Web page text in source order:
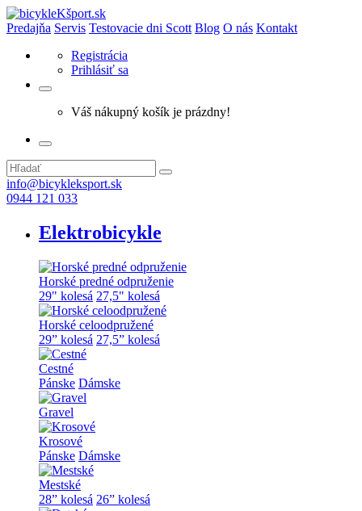
Predajňa Servis Testovacie dni Scott Blog O nás Kontakt
Registrácia
Prihlásiť sa
Váš nákupný košík je prázdny!
info@bicykleksport.sk
0944 121 033
Elektrobicykle
Horské predné odpruženie
29" kolesá 27,5" kolesá
Horské celoodpružené
29” kolesá 27,5” kolesá
Cestné
Pánske Dámske
Gravel
Krosové
Pánske Dámske
Mestské
28” kolesá 26” kolesá